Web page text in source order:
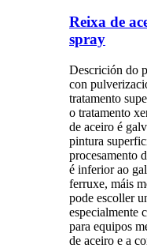
Reixa de
spray
Descrición do
con
tratamento
o tratamento
de aceiro é
pintura
procesamento
é inferior ao
ferruxe, máis
pode escoller
especialmente
para equipos
de aceiro e a